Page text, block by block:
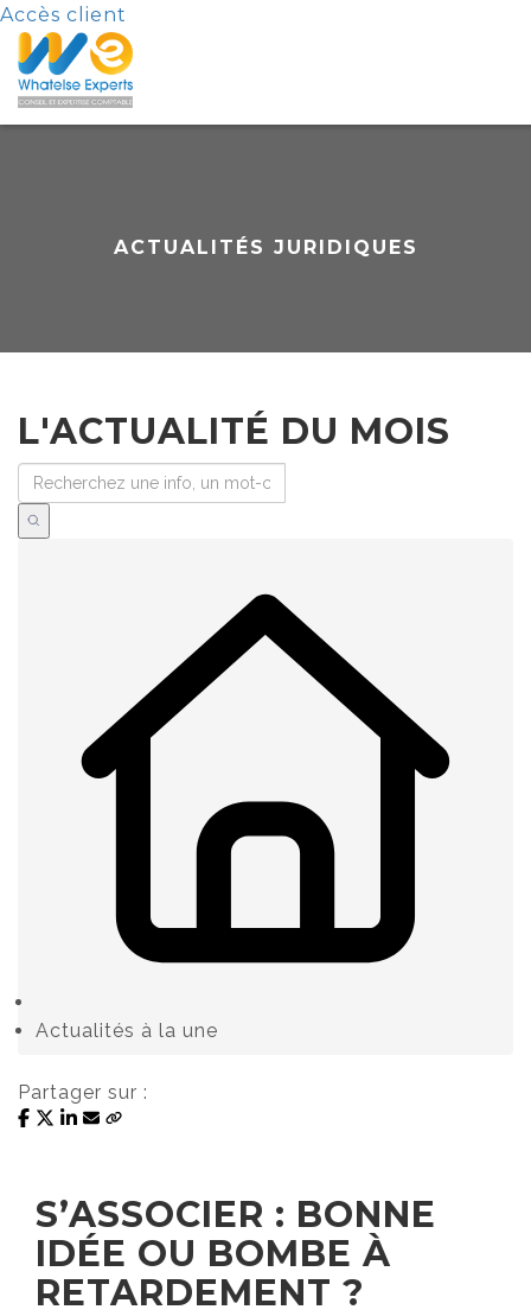
Accès client
ACTUALITÉS JURIDIQUES
L'ACTUALITÉ DU MOIS
Actualités à la une
Partager sur :
S’ASSOCIER : BONNE
IDÉE OU BOMBE À
RETARDEMENT ?